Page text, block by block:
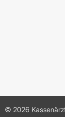
© 2026